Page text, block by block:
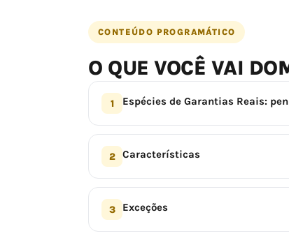
CONTEÚDO PROGRAMÁTICO
O QUE VOCÊ VAI
1 Espécies de Garantias Reais:
2 Características
3 Exceções